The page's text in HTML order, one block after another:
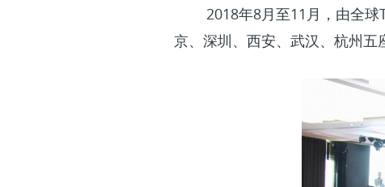
2018年8月至11月，由全球
京、深圳、西安、武汉、杭州五